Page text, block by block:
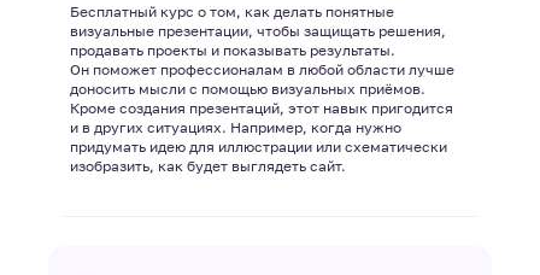
Бесплатный курс о том, как делать понятные
визуальные презентации, чтобы защищать решения,
продавать проекты и показывать результаты.
Он поможет профессионалам в любой области лучше
доносить мысли с помощью визуальных приёмов.
Кроме создания презентаций, этот навык пригодится
и в других ситуациях. Например, когда нужно
придумать идею для иллюстрации или схематически
изобразить, как будет выглядеть сайт.